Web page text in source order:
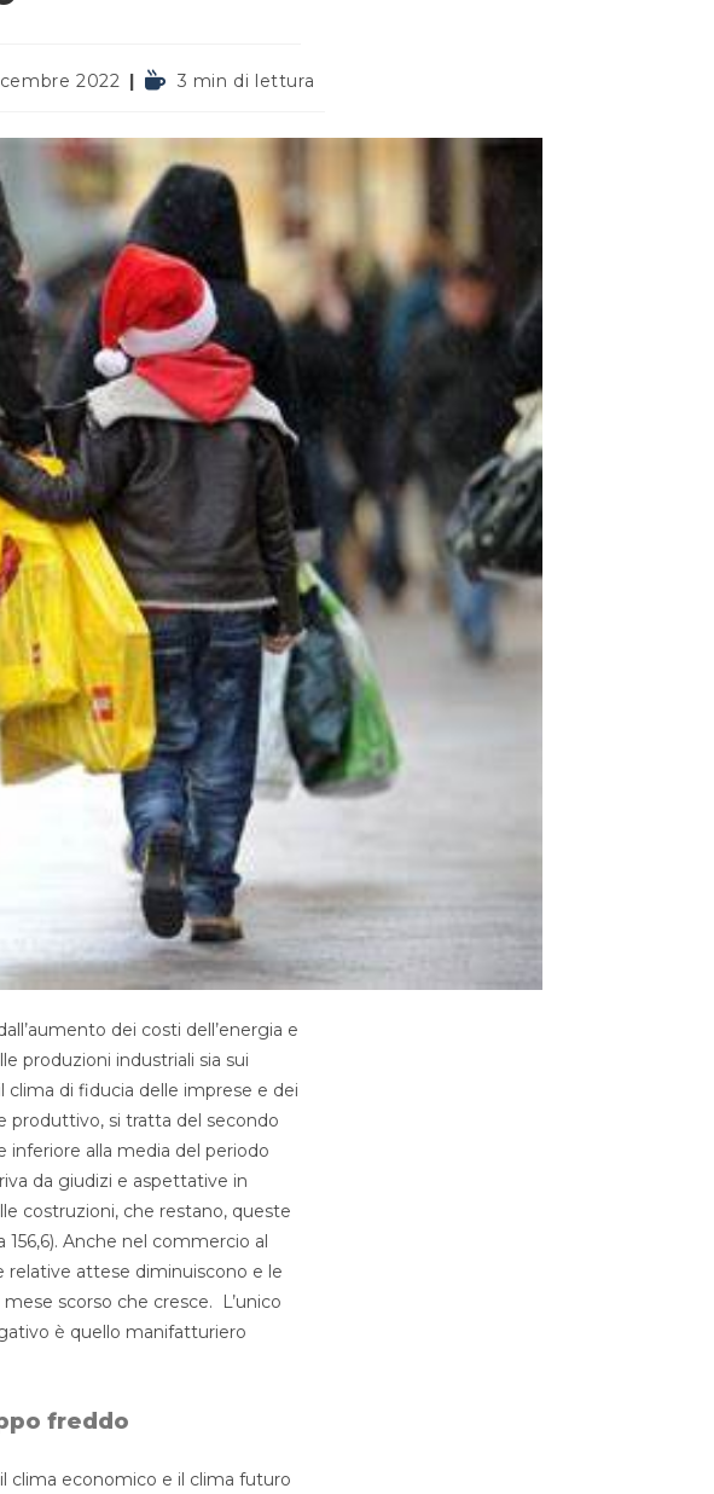
2022
Tempo3 min di lettura
dei costi dell’energia e
produzioni industriali sia sui
di fiducia delle imprese e dei
produttivo, si tratta del secondo
alla media del periodo
da giudizi e aspettative in
costruzioni, che restano, queste
Anche nel commercio al
relative attese diminuiscono e le
scorso che cresce. L’unico
è quello manifatturiero
freddo
clima economico e il clima futuro